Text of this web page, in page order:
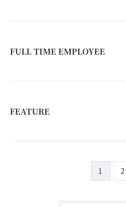
FULL TIME EMPLOYEE
FEATURE
1 2